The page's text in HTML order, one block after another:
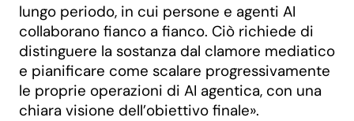
lungo periodo, in cui persone e agenti AI
collaborano fianco a fianco. Ciò richiede di
distinguere la sostanza dal clamore mediatico
e pianificare come scalare progressivamente
le proprie operazioni di AI agentica, con una
chiara visione dell’obiettivo finale».